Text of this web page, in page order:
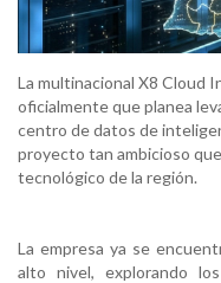
La multinacional X8 Cloud
oficialmente que planea
centro de datos de
proyecto tan ambicioso
tecnológico de la región.
La empresa ya se
alto nivel, explorando